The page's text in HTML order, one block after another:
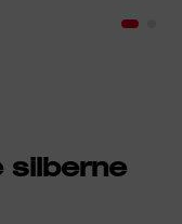
silberne